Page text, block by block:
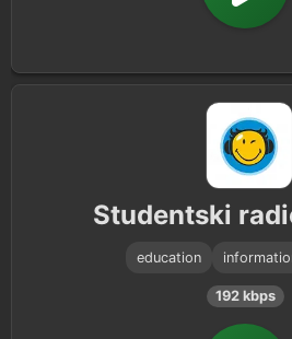
Studentski
education
192 kbps